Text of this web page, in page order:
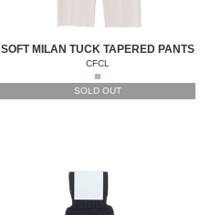
SOFT MILAN TUCK TAPERED PANTS
CFCL
■
SOLD OUT